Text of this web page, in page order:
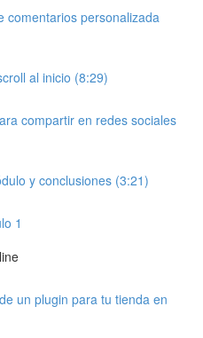
comentarios personalizada
al inicio (8:29)
compartir en redes sociales
y conclusiones (3:21)
1
un plugin para tu tienda en